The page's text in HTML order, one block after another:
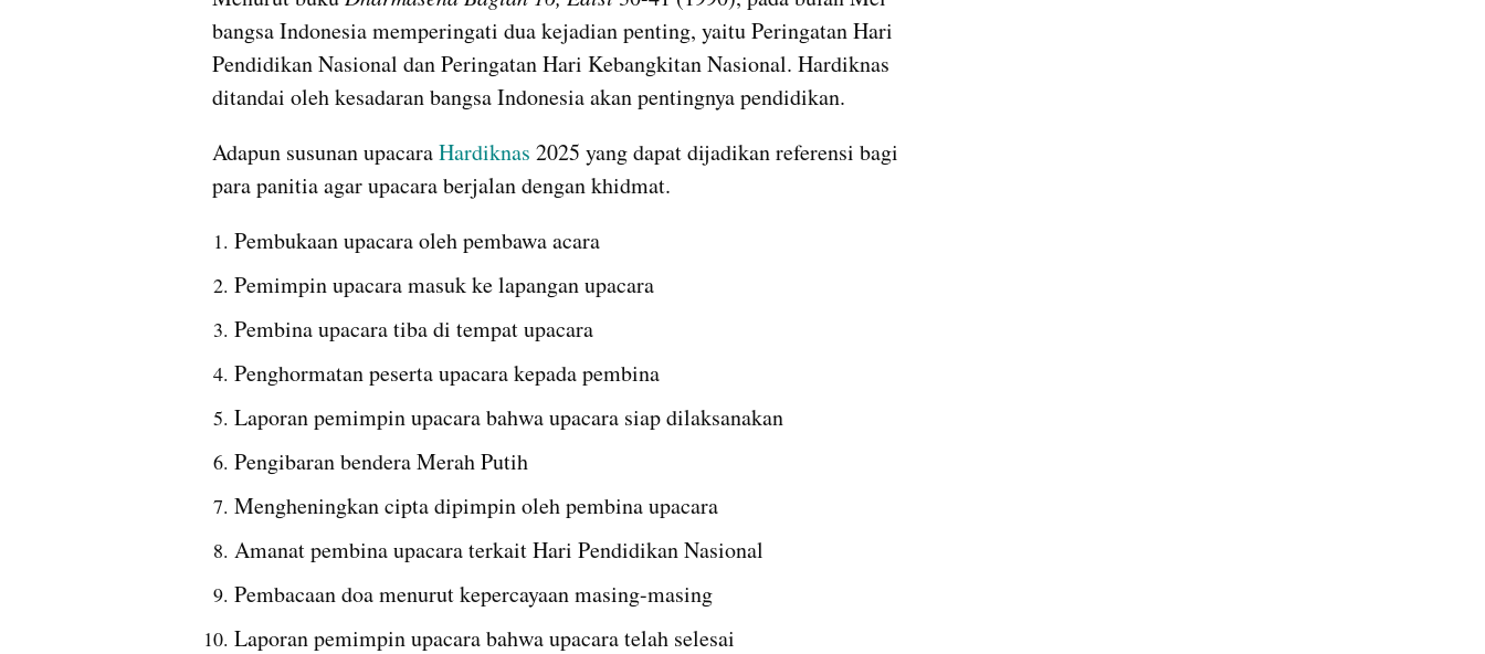
bangsa Indonesia memperingati dua kejadian penting, yaitu Peringatan Hari
Pendidikan Nasional dan Peringatan Hari Kebangkitan Nasional. Hardiknas
ditandai oleh kesadaran bangsa Indonesia akan pentingnya pendidikan.
Adapun susunan upacara Hardiknas 2025 yang dapat dijadikan referensi bagi
para panitia agar upacara berjalan dengan khidmat.
Pembukaan upacara oleh pembawa acara
Pemimpin upacara masuk ke lapangan upacara
Pembina upacara tiba di tempat upacara
Penghormatan peserta upacara kepada pembina
Laporan pemimpin upacara bahwa upacara siap dilaksanakan
Pengibaran bendera Merah Putih
Mengheningkan cipta dipimpin oleh pembina upacara
Amanat pembina upacara terkait Hari Pendidikan Nasional
Pembacaan doa menurut kepercayaan masing-masing
Laporan pemimpin upacara bahwa upacara telah selesai